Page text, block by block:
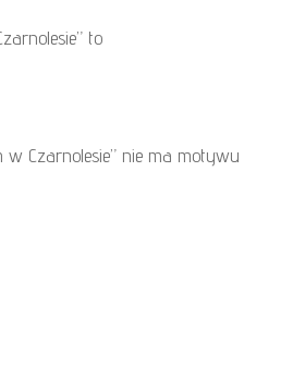
to
w Czarnolesie” nie ma motywu